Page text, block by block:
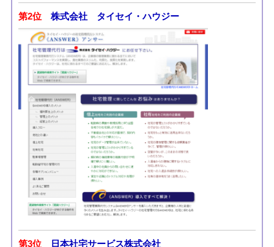
第2位 株式会社 タイセイ・ハウジー
第3位 日本社宅サービス株式会社